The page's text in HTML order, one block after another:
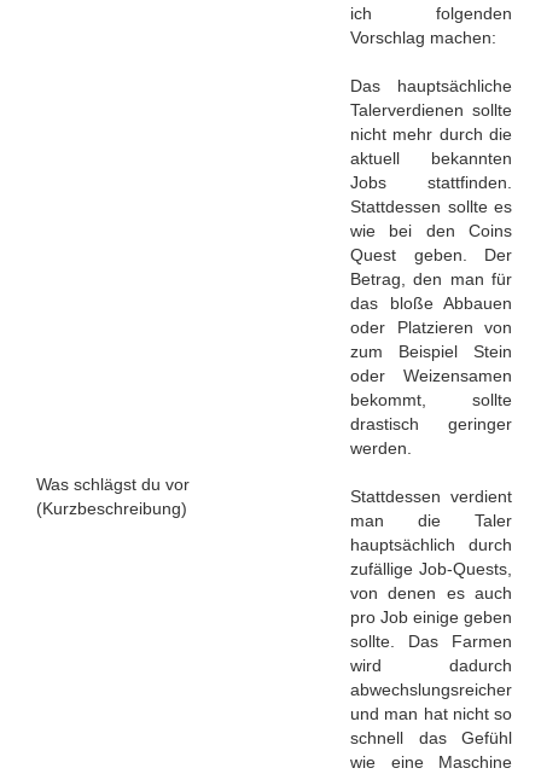
Was schlägst du vor
(Kurzbeschreibung)
ich folgenden
Vorschlag machen:
Das hauptsächliche
Talerverdienen sollte
nicht mehr durch die
aktuell bekannten
Jobs stattfinden.
Stattdessen sollte es
wie bei den Coins
Quest geben. Der
Betrag, den man für
das bloße Abbauen
oder Platzieren von
zum Beispiel Stein
oder Weizensamen
bekommt, sollte
drastisch geringer
werden.
Stattdessen verdient
man die Taler
hauptsächlich durch
zufällige Job-Quests,
von denen es auch
pro Job einige geben
sollte. Das Farmen
wird dadurch
abwechslungsreicher
und man hat nicht so
schnell das Gefühl
wie eine Maschine